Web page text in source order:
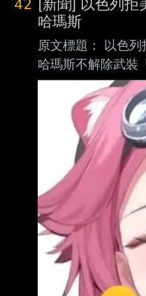
42 [新聞] 以色列拒
哈瑪斯
原文標題： 以色列
哈瑪斯不解除武裝
https://
6214.htm 發布時
記者署名： 閔文
動的加薩和平計
坦雅胡9日表示，
案，在巴勒斯坦武
完成真正且全面的
加薩。納坦雅胡在
裝包括重型武